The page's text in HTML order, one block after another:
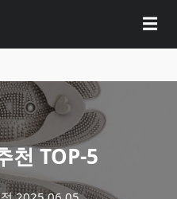
☰
천 TOP-5